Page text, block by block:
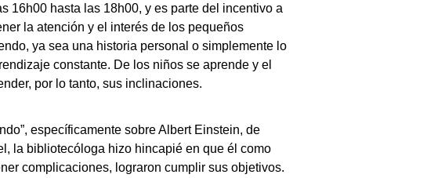
16h00 hasta las 18h00, y es parte del incentivo a
la atención y el interés de los pequeños
ya sea una historia personal o simplemente lo
constante. De los niños se aprende y el
por lo tanto, sus inclinaciones.
específicamente sobre Albert Einstein, de
la bibliotecóloga hizo hincapié en que él como
complicaciones, lograron cumplir sus objetivos.